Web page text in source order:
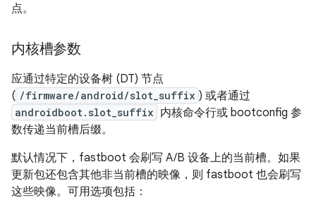
点。
内核槽参数
应通过特定的设备树 (DT) 节点
( /firmware/android/slot_suffix ) 或者通过
androidboot.slot_suffix 内核命令行或 bootconfig 参
数传递当前槽后缀。
默认情况下，fastboot 会刷写 A/B 设备上的当前槽。如果
更新包还包含其他非当前槽的映像，则 fastboot 也会刷写
这些映像。可用选项包括：